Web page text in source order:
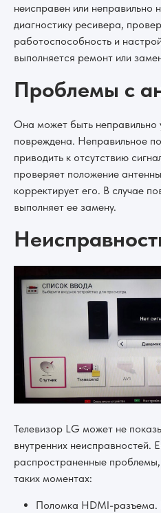
неисправен или
диагностику ресивера,
работоспособность и
выполняется ремонт или
Проблемы с
Она может быть неправильно
повреждена. Неправильное
приводить к отсутствию
проверяет положение
корректирует его. В случае
выполняет ее замену.
Телевизор LG может не
внутренних неисправностей.
распространенные
таких моментах:
Поломка HDMI-разъема.